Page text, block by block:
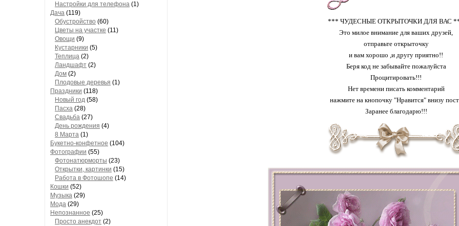
Настройки для телефона (1)
Дача (119)
Обустройство (60)
Цветы на участке (11)
Овощи (9)
Кустарники (5)
Теплица (2)
Ландшафт (2)
Дом (2)
Плодовые деревья (1)
Праздники (118)
Новый год (58)
Пасха (28)
Свадьба (27)
День рождения (4)
8 Марта (1)
Букетно-конфетное (104)
Фотографии (55)
Фотонатюрморты (23)
Открытки, картинки (15)
Работа в Фотошопе (14)
Кошки (52)
Музыка (29)
Мода (29)
Непознанное (25)
Просто анекдот (2)
*** ЧУДЕСНЫЕ ОТКРЫТОЧКИ ДЛЯ ВАС
Это милое внимание для ваших друзей,
отправьте открыточку
и вам хорошо ,и другу приятно!!
Беря код не забывайте пожалуйста
Процитировать!!!
Нет времени писать комментарий
нажмите на кнопочку "Нравится" внизу
Заранее благодарю!!!